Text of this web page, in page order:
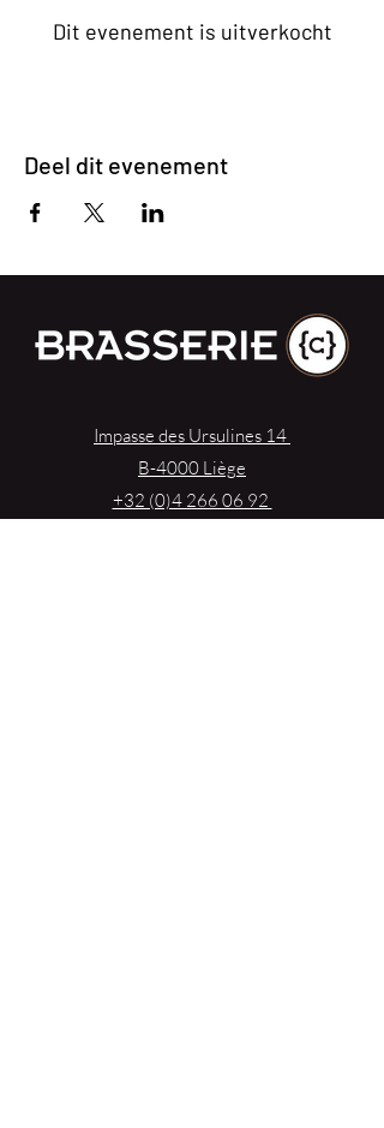
Dit evenement is uitverkocht
Deel dit evenement
Impasse des Ursulines 14
B-4000 Liège
+32 (0)4 266 06 92